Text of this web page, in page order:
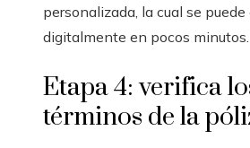
personalizada, la cual se puede
digitalmente en pocos minutos.
Etapa 4: verifica
términos de la